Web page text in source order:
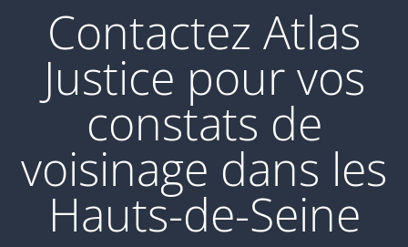
Contactez Atlas
Justice pour vos
constats de
voisinage dans les
Hauts-de-Seine